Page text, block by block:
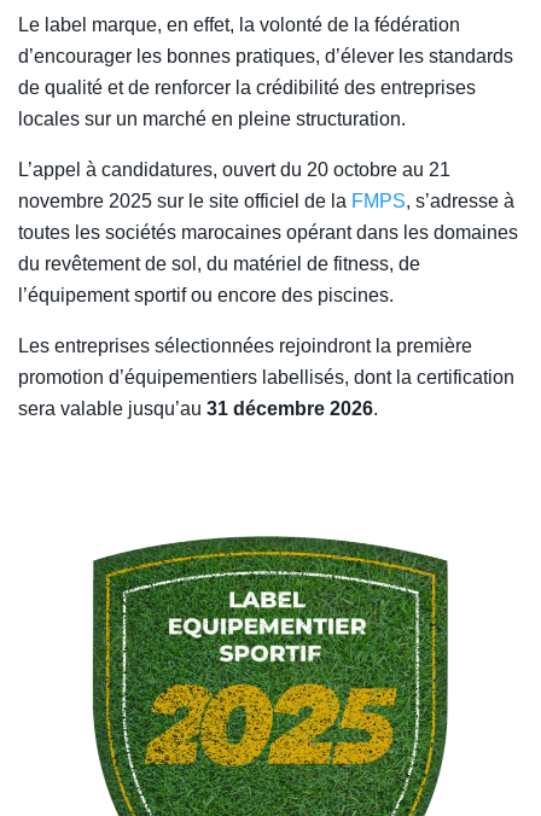
Le label marque, en effet, la volonté de la fédération
d’encourager les bonnes pratiques, d’élever les standards
de qualité et de renforcer la crédibilité des entreprises
locales sur un marché en pleine structuration.
L’appel à candidatures, ouvert du 20 octobre au 21
novembre 2025 sur le site officiel de la FMPS, s’adresse à
toutes les sociétés marocaines opérant dans les domaines
du revêtement de sol, du matériel de fitness, de
l’équipement sportif ou encore des piscines.
Les entreprises sélectionnées rejoindront la première
promotion d’équipementiers labellisés, dont la certification
sera valable jusqu’au 31 décembre 2026.